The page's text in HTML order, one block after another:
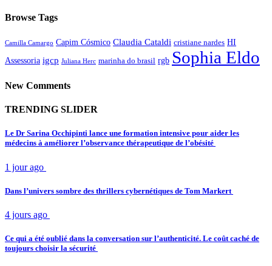
Browse Tags
Camilla Camargo Capim Cósmico Claudia Cataldi cristiane nardes HI
Assessoria igcp Juliana Herc marinha do brasil rgb Sophia Eldo
New Comments
TRENDING SLIDER
Le Dr Sarina Occhipinti lance une formation intensive pour aider les
médecins à améliorer l’observance thérapeutique de l’obésité
1 jour ago
Dans l’univers sombre des thrillers cybernétiques de Tom Markert
4 jours ago
Ce qui a été oublié dans la conversation sur l’authenticité. Le coût caché de
toujours choisir la sécurité